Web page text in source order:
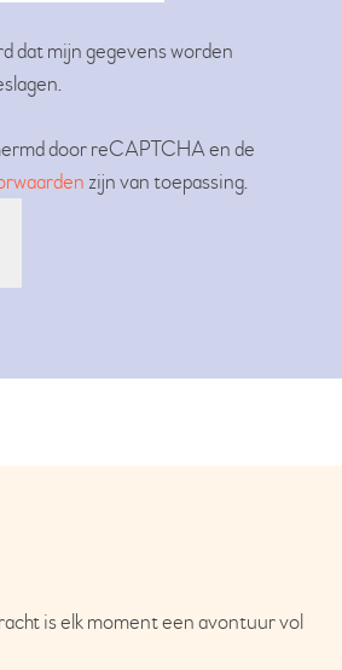
dat mijn gegevens worden
door reCAPTCHA en de
zijn van toepassing.
is elk moment een avontuur vol